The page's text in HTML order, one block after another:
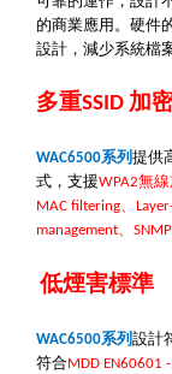
的商業應用。硬件
設計，減少系統檔
多重SSID 加
WAC6500系列提供
式，支援WPA2無線
MAC filtering、
management、 SNMP
低煙害標準
WAC6500系列設計
符合MDD EN60601